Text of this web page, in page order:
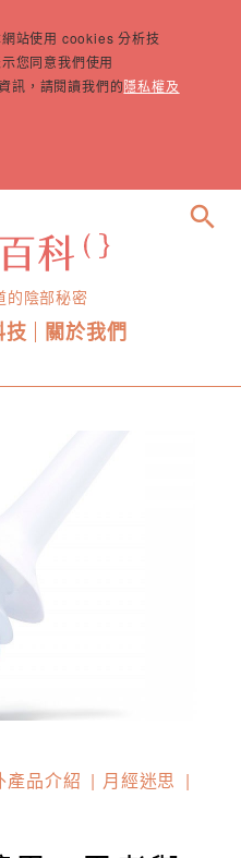
站使用 cookies 分析技
您同意我們使用
訊，請閱讀我們的隱私權及
的陰部秘密
技 關於我們
search
產品介紹
月經迷思